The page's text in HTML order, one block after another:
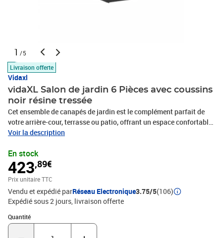
1 /5
Livraison offerte
Vidaxl
vidaXL Salon de jardin 6 Pièces avec coussins
noir résine tressée
Cet ensemble de canapés de jardin est le complément parfait de
votre arrière-cour, terrasse ou patio, offrant un espace confortable
et accueillant pour discuter avec la famille et les amis ou
la résine tressée, également connue sous le nom de poly rotin, est
un matériau synthétique solide et nécessitant peu d'entretien qui
ressemble au rotin naturel. Il est léger, facile à nettoyer et
couramment utilisé pour les meubles d'extérieur en raison de sa
durabilité et de ses propriétés de résistance aux
intempéries.Expérience d'assise confortable : ce mobilier
d'extérieur, doté de coussins épais, offre une expérience d'assise
confortable.Dessus stable et facile à nettoyer : cette table de
Voir la description
En stock
423,89€
Prix unitaire TTC
Vendu et expédié parRéseau Electronique3.75/5(106)
Expédié sous 2 jours livraison offerte
Quantité
Quantité : 1